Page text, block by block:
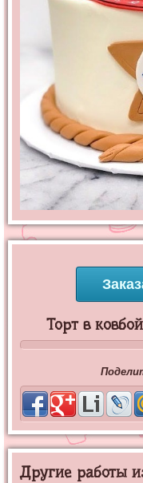
Торт в
Другие работы